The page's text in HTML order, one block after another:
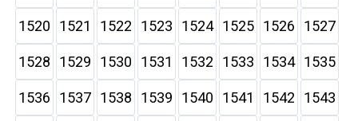
1520 1521 1522 1523 1524 1525 1526 1527
1528 1529 1530 1531 1532 1533 1534 1535
1536 1537 1538 1539 1540 1541 1542 1543